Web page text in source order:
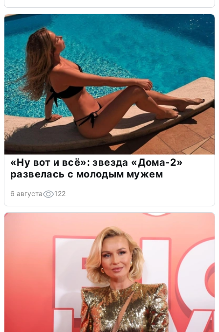
«Ну вот и всё»: звезда «Дома-2»
развелась с молодым мужем
6 августа 122